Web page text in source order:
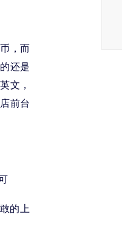
，而
还是
文，
前台
的上